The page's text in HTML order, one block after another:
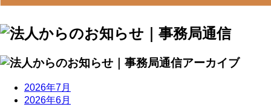
2026年7月
2026年6月